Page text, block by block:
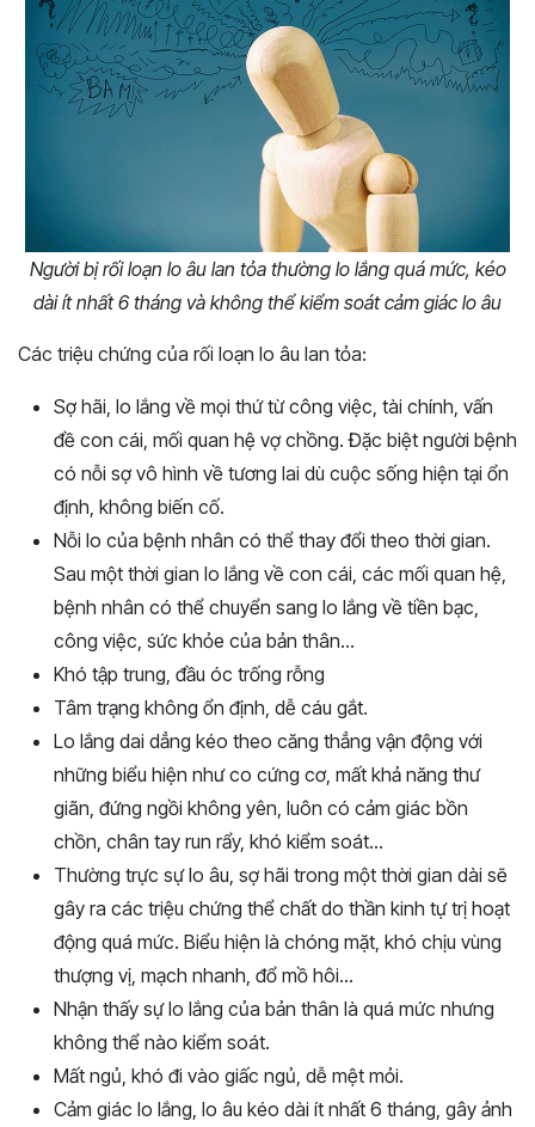
Người bị rối loạn lo âu lan tỏa thường lo lắng quá mức, kéo
dài ít nhất 6 tháng và không thể kiểm soát cảm giác lo âu
Các triệu chứng của rối loạn lo âu lan tỏa:
Sợ hãi, lo lắng về mọi thứ từ công việc, tài chính, vấn
đề con cái, mối quan hệ vợ chồng. Đặc biệt người bệnh
có nỗi sợ vô hình về tương lai dù cuộc sống hiện tại ổn
định, không biến cố.
Nỗi lo của bệnh nhân có thể thay đổi theo thời gian.
Sau một thời gian lo lắng về con cái, các mối quan hệ,
bệnh nhân có thể chuyển sang lo lắng về tiền bạc,
công việc, sức khỏe của bản thân…
Khó tập trung, đầu óc trống rỗng
Tâm trạng không ổn định, dễ cáu gắt.
Lo lắng dai dẳng kéo theo căng thẳng vận động với
những biểu hiện như co cứng cơ, mất khả năng thư
giãn, đứng ngồi không yên, luôn có cảm giác bồn
chồn, chân tay run rẩy, khó kiểm soát…
Thường trực sự lo âu, sợ hãi trong một thời gian dài sẽ
gây ra các triệu chứng thể chất do thần kinh tự trị hoạt
động quá mức. Biểu hiện là chóng mặt, khó chịu vùng
thượng vị, mạch nhanh, đổ mồ hôi…
Nhận thấy sự lo lắng của bản thân là quá mức nhưng
không thể nào kiểm soát.
Mất ngủ, khó đi vào giấc ngủ, dễ mệt mỏi.
Cảm giác lo lắng, lo âu kéo dài ít nhất 6 tháng, gây ảnh